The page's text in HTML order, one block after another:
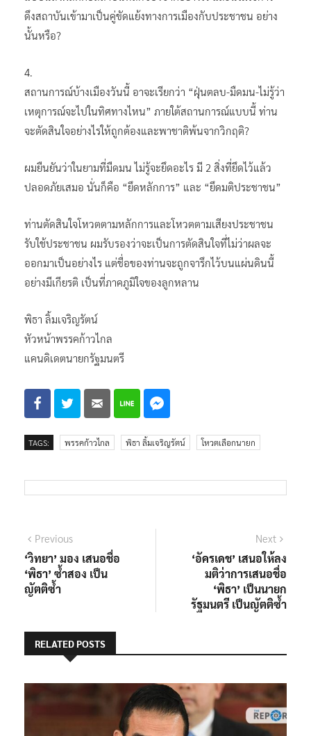
ดึงสถาบันเข้ามาเป็นคู่ขัดแย้งทางการเมืองกับประชาชน อย่าง
นั้นหรือ?
4.
สถานการณ์บ้างเมืองวันนี้ อาจะเรียกว่า “ฝุ่นตลบ-มืดมน-ไม่รู้ว่า
เหตุการณ์จะไปในทิศทางไหน” ภายใต้สถานการณ์แบบนี้ ท่าน
จะตัดสินใจอย่างไรให้ถูกต้องและพาชาติพ้นจากวิกฤติ?
ผมยืนยันว่าในยามที่มืดมน ไม่รู้จะยึดอะไร มี 2 สิ่งที่ยึดไว้แล้ว
ปลอดภัยเสมอ นั่นก็คือ “ยึดหลักการ” และ “ยึดมติประชาชน”
ท่านตัดสินใจโหวตตามหลักการและโหวตตามเสียงประชาชน
รับใช้ประชาชน ผมรับรองว่าจะเป็นการตัดสินใจที่ไม่ว่าผลจะ
ออกมาเป็นอย่างไร แต่ชื่อของท่านจะถูกจารึกไว้บนแผ่นดินนี้
อย่างมีเกียรติ เป็นที่ภาคภูมิใจของลูกหลาน
พิธา ลิ้มเจริญรัตน์
หัวหน้าพรรคก้าวไกล
แคนดิเดตนายกรัฐมนตรี
TAGS: พรรคก้าวไกล พิธา ลิ้มเจริญรัตน์ โหวตเลือกนายก
แนะแนว
เรื่อง
PreviousPrevious
post:
‘วิทยา’ มอง เสนอชื่อ
‘พิธา’ ซ้ำสอง เป็น
ญัตติซ้ำ
Next
‘อัครเดช’ เสนอให้ลง
มติว่าการเสนอชื่อ
‘พิธา’ เป็นนายก
รัฐมนตรี เป็นญัตติซ้ำ
RELATED POSTS